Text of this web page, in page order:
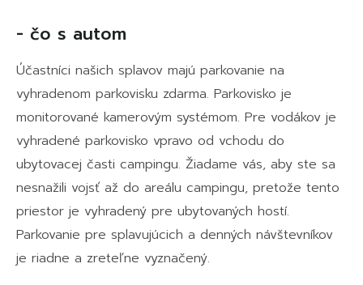
- čo s autom
Účastníci našich splavov majú parkovanie na
vyhradenom parkovisku zdarma. Parkovisko je
monitorované kamerovým systémom. Pre vodákov je
vyhradené parkovisko vpravo od vchodu do
ubytovacej časti campingu. Žiadame vás, aby ste sa
nesnažili vojsť až do areálu campingu, pretože tento
priestor je vyhradený pre ubytovaných hostí.
Parkovanie pre splavujúcich a denných návštevníkov
je riadne a zreteľne vyznačený.